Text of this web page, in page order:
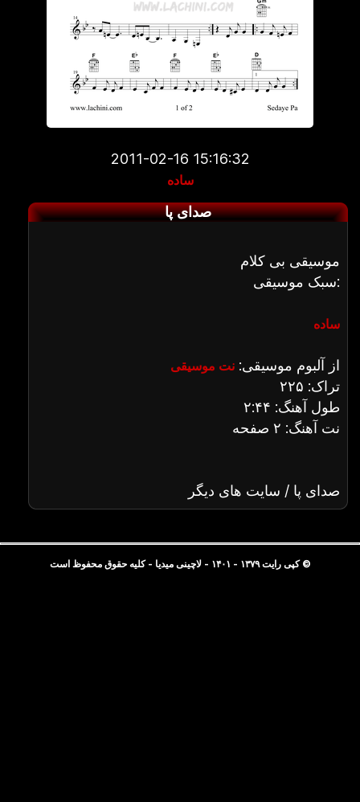
2011-02-16 15:16:32
ساده
صدای پا
موسیقی بی کلام
سبک موسیقی:
ساده
از آلبوم موسیقی: نت موسیقی
تراک: ۲۲۵
طول آهنگ: ۲:۴۴
نت آهنگ: ۲ صفحه
صدای پا / سایت های دیگر
© کپی رایت ۱۳۷۹ - ۱۴۰۱ - لاچینی میدیا - کلیه حقوق محفوظ است